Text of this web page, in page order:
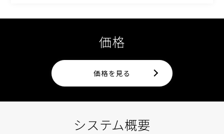
価格
価格を見る
システム概要